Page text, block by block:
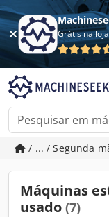
Grátis na loja
/ ... / Segunda
Máquinas
usado (7)